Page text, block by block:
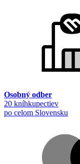
Osobný odber
20 kníhkupectiev
po celom Slovensku